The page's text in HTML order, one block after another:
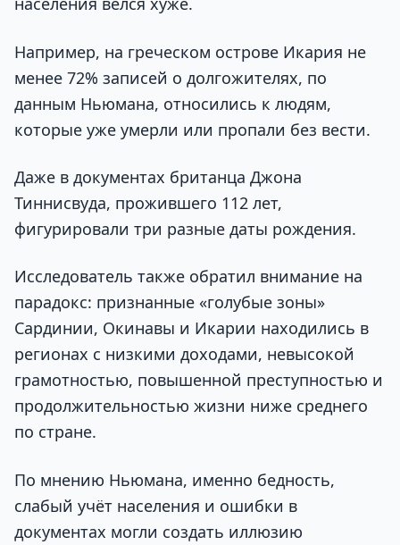
Например, на греческом острове Икария не
менее 72% записей о долгожителях, по
данным Ньюмана, относились к людям,
которые уже умерли или пропали без вести.
Даже в документах британца Джона
Тиннисвуда, прожившего 112 лет,
фигурировали три разные даты рождения.
Исследователь также обратил внимание на
парадокс: признанные «голубые зоны»
Сардинии, Окинавы и Икарии находились в
регионах с низкими доходами, невысокой
грамотностью, повышенной преступностью и
продолжительностью жизни ниже среднего
по стране.
По мнению Ньюмана, именно бедность,
слабый учёт населения и ошибки в
документах могли создать иллюзию